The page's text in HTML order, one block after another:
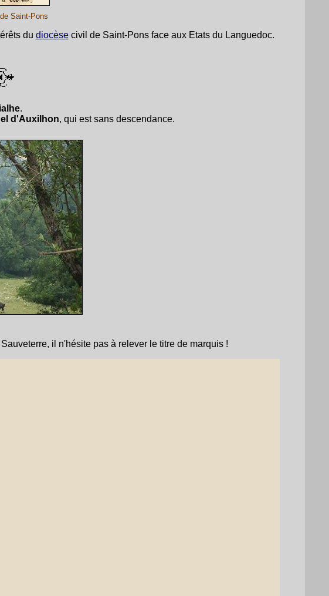
Saint-Pons
du diocèsecivil de Saint-Pons face aux Etats du Languedoc.
.
d'Auxilhon, qui est sans descendance.
il n'hésite pas à relever le titre de marquis !